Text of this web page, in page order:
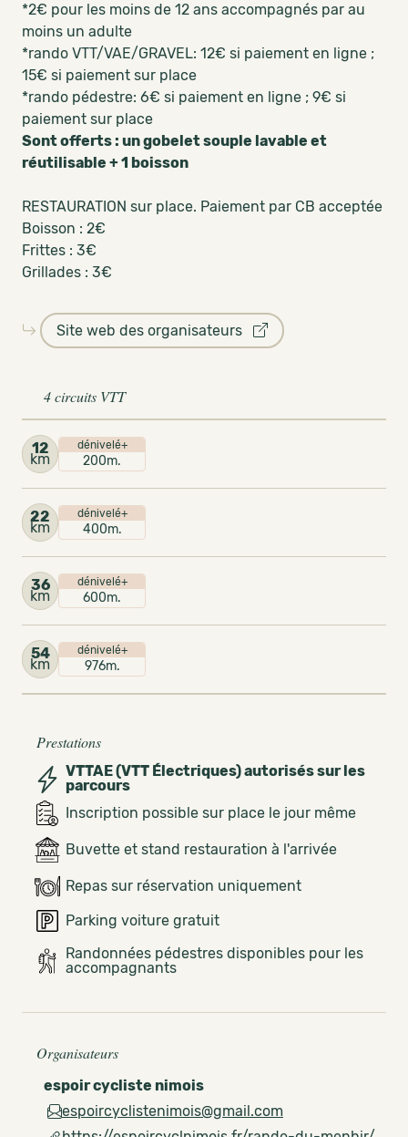
*2€ pour les moins de 12 ans accompagnés par au
moins un adulte
*rando VTT/VAE/GRAVEL: 12€ si paiement en ligne ;
15€ si paiement sur place
*rando pédestre: 6€ si paiement en ligne ; 9€ si
paiement sur place
Sont offerts : un gobelet souple lavable et
réutilisable + 1 boisson
RESTAURATION sur place. Paiement par CB acceptée
Boisson : 2€
Frittes : 3€
Grillades : 3€
Site web des organisateurs
4 circuits VTT
12
km
dénivelé+
200m.
22
km
dénivelé+
400m.
36
km
dénivelé+
600m.
54
km
dénivelé+
976m.
Prestations
VTTAE (VTT Électriques) autorisés sur les
parcours
Inscription possible sur place le jour même
Buvette et stand restauration à l'arrivée
Repas sur réservation uniquement
Parking voiture gratuit
Randonnées pédestres disponibles pour les
accompagnants
Organisateurs
espoir cycliste nimois
espoircyclistenimois@gmail.com